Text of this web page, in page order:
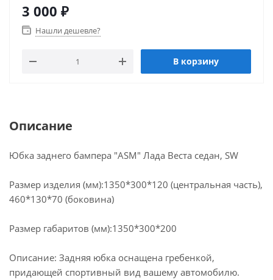
3 000 ₽
Нашли дешевле?
В корзину
Описание
Юбка заднего бампера "ASM" Лада Веста седан, SW
Размер изделия (мм):1350*300*120 (центральная часть),
460*130*70 (боковина)
Размер габаритов (мм):1350*300*200
Описание: Задняя юбка оснащена гребенкой,
придающей спортивный вид вашему автомобилю.